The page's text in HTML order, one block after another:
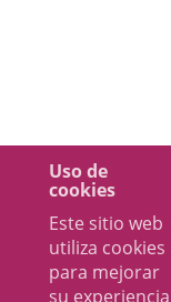
Uso de
cookies
Este sitio web
utiliza cookies
para mejorar
su experiencia